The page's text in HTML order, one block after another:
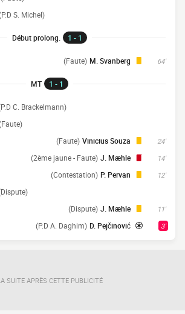
S. Michel)
Début prolong. 1 - 1
64'
M. Svanberg
(Faute)
MT 1 - 1
C. Brackelmann)
24'
Vinicius Souza
(Faute)
14'
J. Mæhle
(2ème jaune - Faute)
12'
P. Pervan
(Contestation)
11'
J. Mæhle
(Dispute)
3'
D. Pejčinović
(P.D A. Daghim)
SUITE APRÈS CETTE PUBLICITÉ